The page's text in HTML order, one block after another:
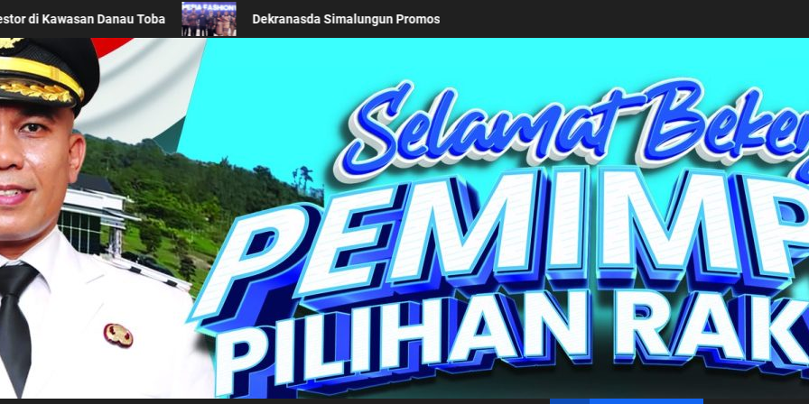
Daerah di Acara BTN Indonesia Fashion Week 2026 Keseriusan Pemkab Simalungun bersama Kemendagri Kawal
Simalungun